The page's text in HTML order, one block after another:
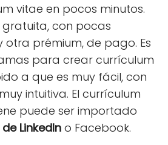
vitae en pocos minutos.
gratuita, con pocas
otra prémium, de pago. Es
para crear currículum
a que es muy fácil, con
intuitiva. El currículum
puede ser importado
LinkedIn o Facebook.